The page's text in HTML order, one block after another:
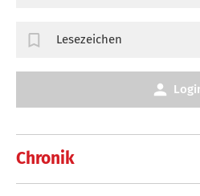
Chronik
Lesezeichen